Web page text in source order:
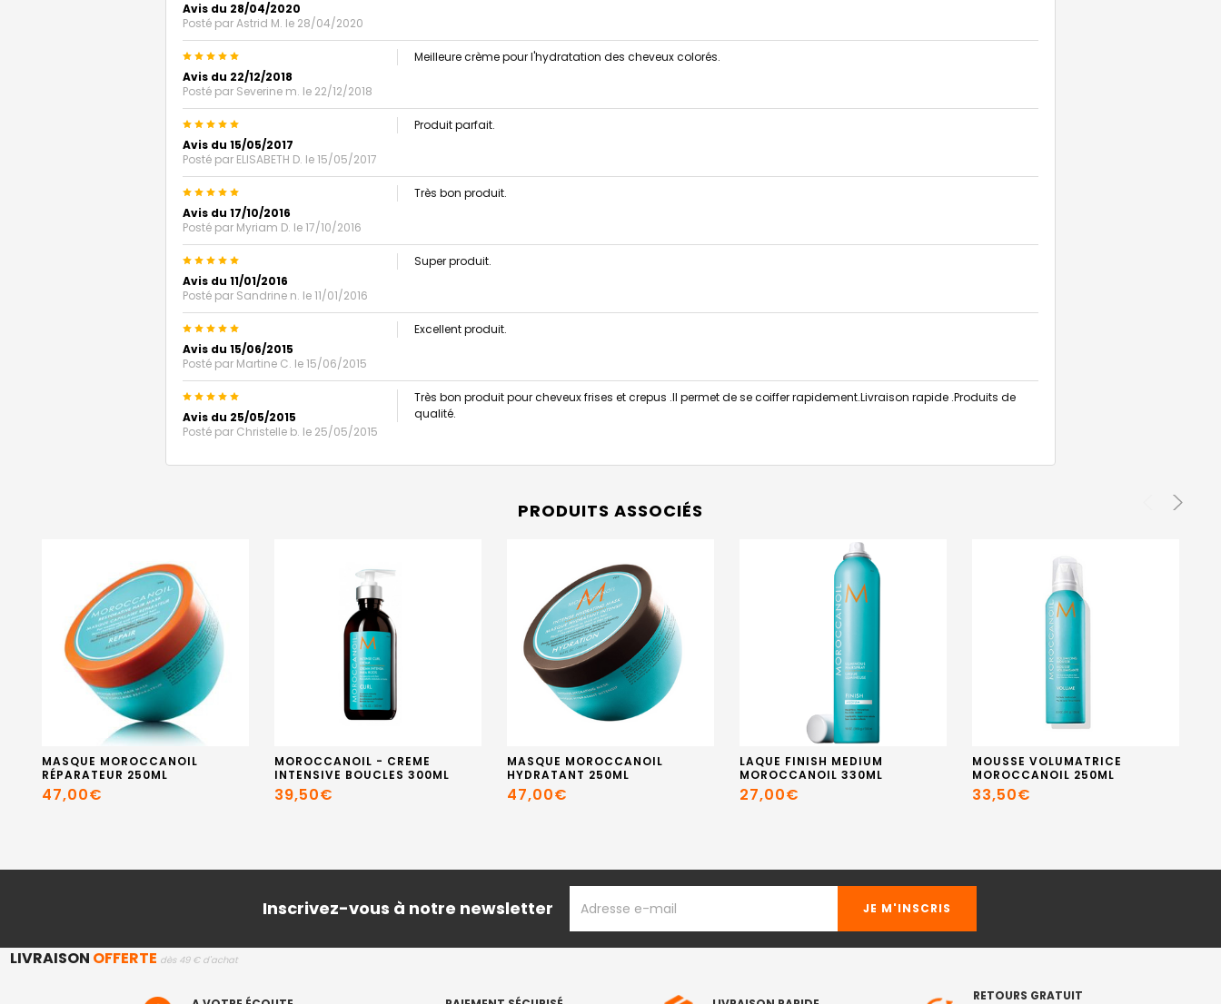
Avis du 28/04/2020
Posté parAstrid M. le 28/04/2020
5
Avis du 22/12/2018
Posté par Severine m. le 22/12/2018
Meilleure crème pour l'hydratation des cheveux colorés.
5
Avis du 15/05/2017
Posté par ELISABETH D. le 15/05/2017
Produit parfait.
5
Avis du 17/10/2016
Posté par Myriam D. le 17/10/2016
Très bon produit.
5
Avis du 11/01/2016
Posté par Sandrine n. le 11/01/2016
Super produit.
5
Avis du 15/06/2015
Posté par Martine C. le 15/06/2015
Excellent produit.
5
Avis du 25/05/2015
Posté par Christelle b. le 25/05/2015
Très bon produit pour cheveux frises et crepus .Il permet de se coiffer rapidement.Livraison rapide .Produits de
qualité.
PRODUITS ASSOCIÉS
MASQUE MOROCCANOIL
RÉPARATEUR 250ML
47,00€
MOROCCANOIL - CREME
INTENSIVE BOUCLES 300ML
39,50€
MASQUE MOROCCANOIL
HYDRATANT 250ML
47,00€
LAQUE FINISH MEDIUM
MOROCCANOIL 330ML
27,00€
MOUSSE VOLUMATRICE
MOROCCANOIL 250ML
33,50€
Inscrivez-vous à notre newsletter
EMAIL
LIVRAISON OFFERTE dès 49 € d'achat
RETOURS GRATUIT